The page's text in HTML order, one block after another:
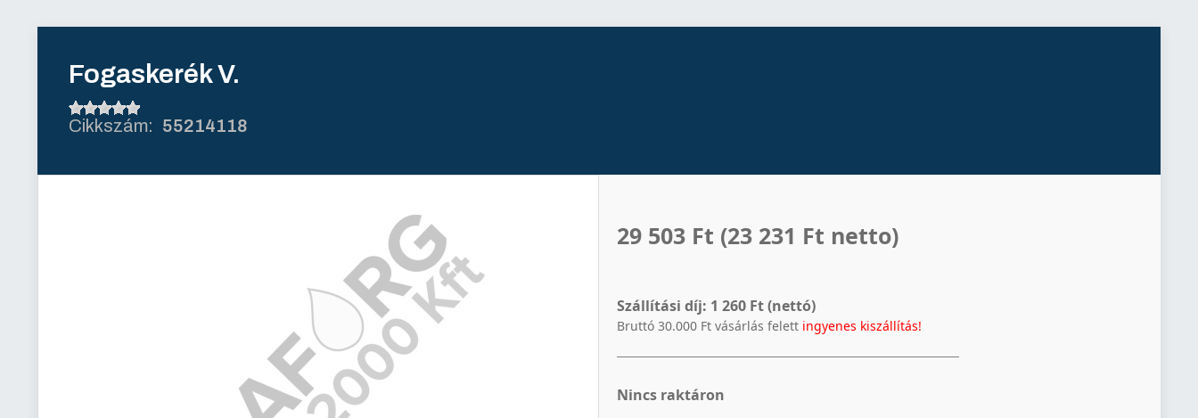
Fogaskerék V.
55214118
29 503 Ft (23 231 Ft netto)
Szállítási díj: 1 260 Ft (nettó)
Bruttó 30.000 Ft vásárlás felett ingyenes kiszállítás!
Nincs raktáron